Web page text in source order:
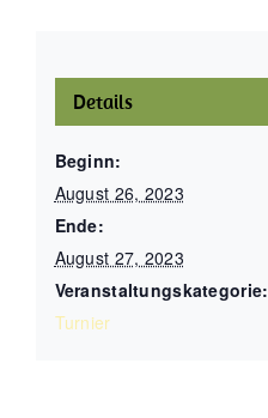
Details
Beginn:
August 26, 2023
Ende:
August 27, 2023
Veranstaltungskategorie:
Turnier